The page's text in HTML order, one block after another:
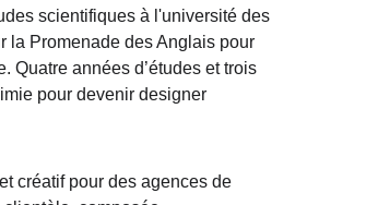
scientifiques à l'université des
la Promenade des Anglais pour
Quatre années d’études et trois
pour devenir designer
créatif pour des agences de